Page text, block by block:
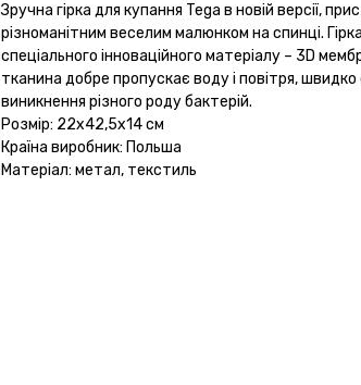
Зручна гірка для купання Tega в новій версії,
різноманітним веселим малюнком на спинці.
спеціального інноваційного матеріалу – 3D
тканина добре пропускає воду і повітря,
виникнення різного роду бактерій.
Розмір: 22х42,5х14 см
Країна виробник: Польша
Матеріал: метал, текстиль